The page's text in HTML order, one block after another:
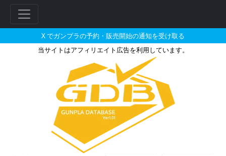
X でガンプラの予約・販売開始の通知を受け取る
当サイトはアフィリエイト広告を利用しています。
HG 1/144 アビスガンダムとそれ